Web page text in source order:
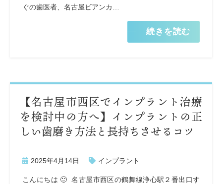
ぐの歯医者、名古屋ビアンカ…
続きを読む
【名古屋市西区でインプラント治療
を検討中の方へ】インプラントの正
しい歯磨き方法と長持ちさせるコツ
2025年4月14日 インプラント
こんにちは 🙂 名古屋市西区の鶴舞線浄心駅２番出口す